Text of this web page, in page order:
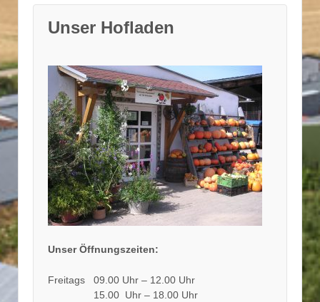
Unser Hofladen
Unser Öffnungszeiten:
Freitags 09.00 Uhr – 12.00 Uhr
15.00 Uhr – 18.00 Uhr